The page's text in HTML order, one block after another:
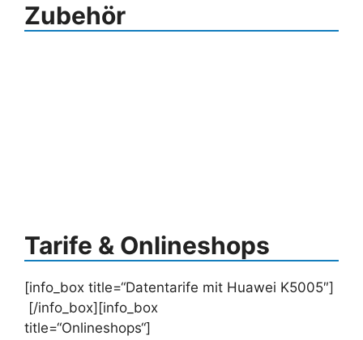
Zubehör
Tarife & Onlineshops
[info_box title=“Datentarife mit Huawei K5005″]
[/info_box][info_box
title=“Onlineshops“]